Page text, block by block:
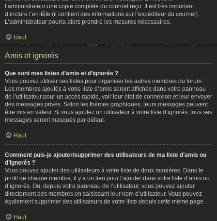
l’administrateur une copie complète du courriel reçu. Il est très important
d’inclure l’en-tête (il contient des informations sur l’expéditeur du courriel).
L’administrateur pourra alors prendre les mesures nécessaires.
Haut
Amis et ignorés
Que sont mes listes d’amis et d’ignorés ?
Vous pouvez utiliser ces listes pour organiser les autres membres du forum.
Les membres ajoutés à votre liste d’amis seront affichés dans votre panneau
de l’utilisateur pour un accès rapide, voir leur état de connexion et leur envoyer
des messages privés. Selon les thèmes graphiques, leurs messages peuvent
être mis en valeur. Si vous ajoutez un utilisateur à votre liste d’ignorés, tous ses
messages seront masqués par défaut.
Haut
Comment puis-je ajouter/supprimer des utilisateurs de ma liste d’amis ou
d’ignorés ?
Vous pouvez ajouter des utilisateurs à votre liste de deux manières. Dans le
profil de chaque membre, il y a un lien pour l’ajouter dans votre liste d’amis ou
d’ignorés. Ou, depuis votre panneau de l’utilisateur, vous pouvez ajouter
directement des membres en saisissant leur nom d’utilisateur. Vous pouvez
également supprimer des utilisateurs de votre liste depuis cette même page.
Haut